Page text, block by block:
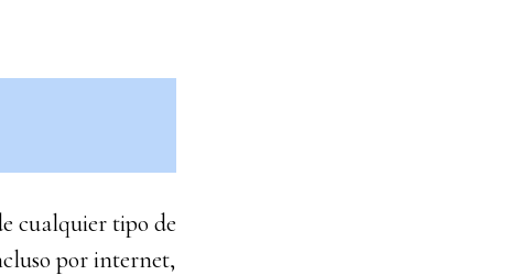
cualquier tipo de
por internet,